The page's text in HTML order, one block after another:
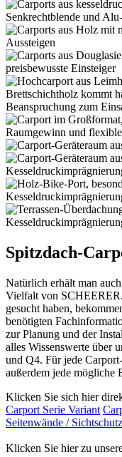
Spitzdach-
Natürlich erhält man
Vielfalt von
gesucht haben,
benötigten
zur Planung und der
alles Wissenswerte über
und Q4. Für jede
außerdem jede mögliche
Klicken Sie sich hier
Carport Serie Variant
Seitenwände / Sichtschutz
Klicken Sie hier zu